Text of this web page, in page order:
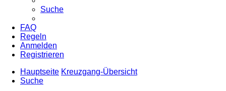
Suche
FAQ
Regeln
Anmelden
Registrieren
Hauptseite Kreuzgang-Übersicht
Suche